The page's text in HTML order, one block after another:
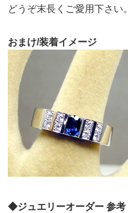
どうぞ末長くご愛用下さい。
おまけ/装着イメージ
◆ジュエリーオーダー 参考